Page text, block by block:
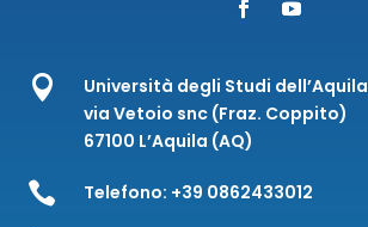

Università degli Studi dell’Aquila
via Vetoio snc (Fraz. Coppito)
67100 L’Aquila (AQ)
 Telefono: +39 0862433012